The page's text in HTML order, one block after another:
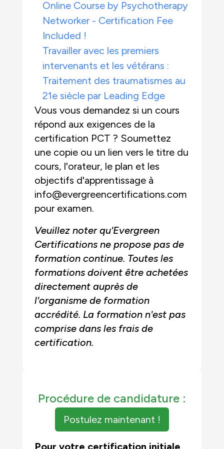
Online Course by Psychotherapy
Networker - Certification Fee
Included !
Travailler avec les premiers
intervenants et les vétérans :
Traitement des traumatismes au
21e siècle par Leading Edge
Vous vous demandez si un cours
répond aux exigences de la
certification PCT ? Soumettez
une copie ou un lien vers le titre du
cours, l'orateur, le plan et les
objectifs d'apprentissage à
info@evergreencertifications.com
pour examen.
Veuillez noter qu'Evergreen
Certifications ne propose pas de
formation continue. Toutes les
formations doivent être achetées
directement auprès de
l'organisme de formation
accrédité. La formation n'est pas
comprise dans les frais de
certification.
Procédure de candidature :
Postulez maintenant !
Pour votre certification initiale